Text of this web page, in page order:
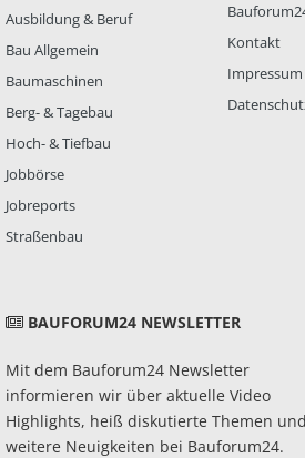
Ausbildung & Beruf
Bau Allgemein
Baumaschinen
Berg- & Tagebau
Hoch- & Tiefbau
Jobbörse
Jobreports
Straßenbau
Kontakt
Impressum
BAUFORUM24 NEWSLETTER
Mit dem Bauforum24 Newsletter
informieren wir über aktuelle Video
Highlights, heiß diskutierte Themen und
weitere Neuigkeiten bei Bauforum24.